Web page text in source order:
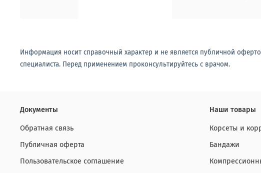
Информация носит справочный характер и не является публичной
специалиста. Перед применением проконсультируйтесь с врачом.
Документы
Обратная связь
Публичная оферта
Пользовательское соглашение
Наши товары
Корсеты и
Бандажи